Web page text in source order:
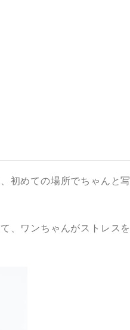
初めての場所でちゃんと写
、ワンちゃんがストレスを